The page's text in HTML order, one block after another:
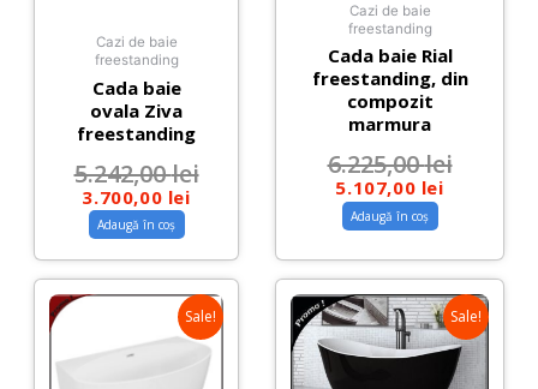
Cazi de baie
freestanding
Cada baie
ovala Ziva
freestanding
5.242,00lei
3.700,00 lei
Adaugă în coș
Cazi de baie
freestanding
Cada baie Rial
freestanding, din
compozit
marmura
6.225,00lei
5.107,00 lei
Adaugă în coș
Sale! Sale!